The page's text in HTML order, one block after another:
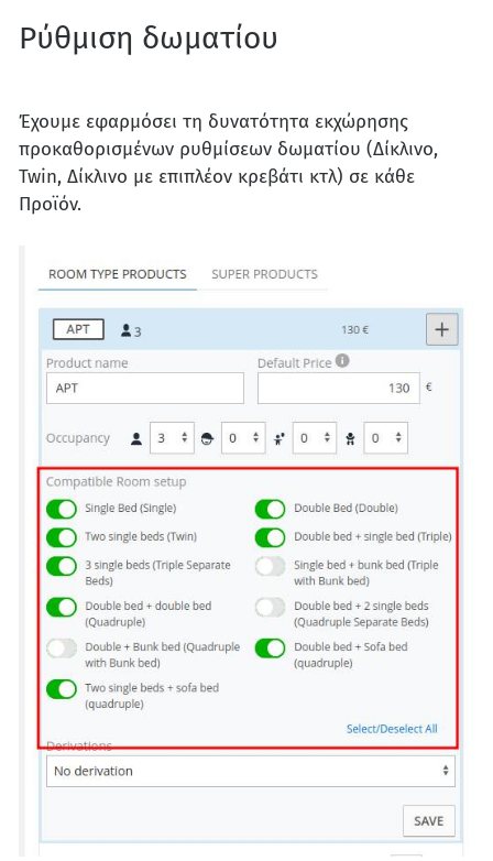
Ρύθμιση δωματίου
Έχουμε εφαρμόσει τη δυνατότητα εκχώρησης
προκαθορισμένων ρυθμίσεων δωματίου (Δίκλινο,
Twin, Δίκλινο με επιπλέον κρεβάτι κτλ) σε κάθε
Προϊόν.